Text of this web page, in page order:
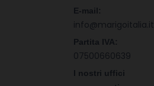
E-mail:
info@marigoitalia.it
Partita IVA:
07500660639
I nostri uffici